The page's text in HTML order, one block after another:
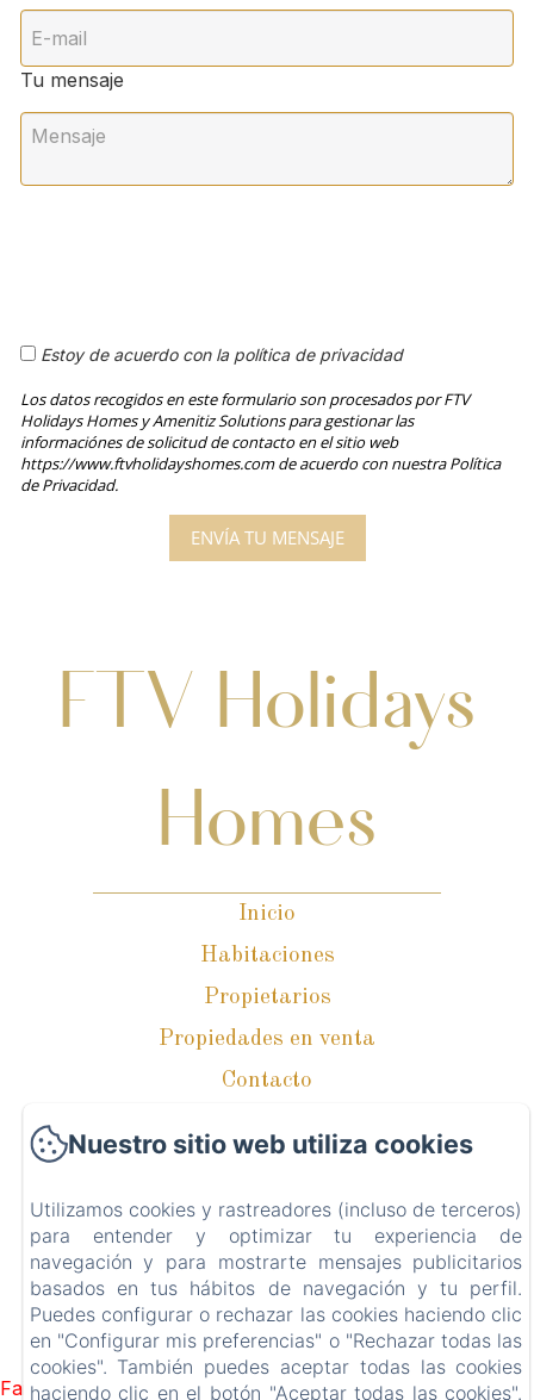
Tu mensaje
Estoy de acuerdo con la política de privacidad
Los datos recogidos en este formulario son procesados por FTV
Holidays Homes y Amenitiz Solutions para gestionar las
informaciónes de solicitud de contacto en el sitio web
https://www.ftvholidayshomes.com de acuerdo con nuestra Política
de Privacidad.
FTV Holidays
Homes
Inicio
Habitaciones
Propietarios
Propiedades en venta
Contacto
Información sobre cookies
EN ES
IT
Desarrollado con Amenitiz
Failed to load BookingEngine/index: Loading chunk 1322
Nuestro sitio web utiliza cookies
Utilizamos cookies y rastreadores (incluso de terceros)
para entender y optimizar tu experiencia de
navegación y para mostrarte mensajes publicitarios
basados en tus hábitos de navegación y tu perfil.
Puedes configurar o rechazar las cookies haciendo clic
en "Configurar mis preferencias" o "Rechazar todas las
cookies". También puedes aceptar todas las cookies
haciendo clic en el botón "Aceptar todas las cookies".